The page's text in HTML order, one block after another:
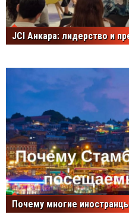
JCI Анкара: лидерство и
Почему многие